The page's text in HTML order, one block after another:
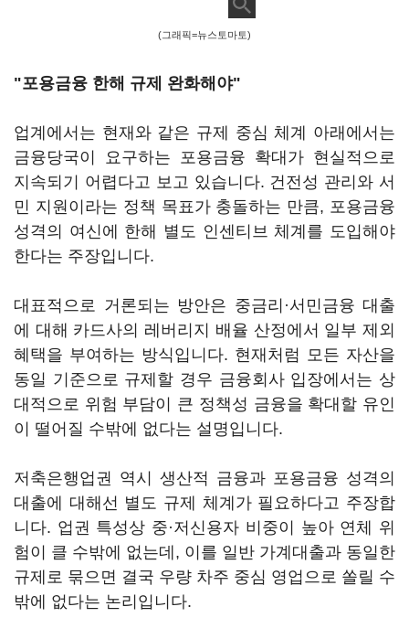
(그래픽=뉴스토마토)
"포용금융 한해 규제 완화해야"
업계에서는 현재와 같은 규제 중심 체계 아래에서는
금융당국이 요구하는 포용금융 확대가 현실적으로
지속되기 어렵다고 보고 있습니다. 건전성 관리와 서
민 지원이라는 정책 목표가 충돌하는 만큼, 포용금융
성격의 여신에 한해 별도 인센티브 체계를 도입해야
한다는 주장입니다.
대표적으로 거론되는 방안은 중금리·서민금융 대출
에 대해 카드사의 레버리지 배율 산정에서 일부 제외
혜택을 부여하는 방식입니다. 현재처럼 모든 자산을
동일 기준으로 규제할 경우 금융회사 입장에서는 상
대적으로 위험 부담이 큰 정책성 금융을 확대할 유인
이 떨어질 수밖에 없다는 설명입니다.
저축은행업권 역시 생산적 금융과 포용금융 성격의
대출에 대해선 별도 규제 체계가 필요하다고 주장합
니다. 업권 특성상 중·저신용자 비중이 높아 연체 위
험이 클 수밖에 없는데, 이를 일반 가계대출과 동일한
규제로 묶으면 결국 우량 차주 중심 영업으로 쏠릴 수
밖에 없다는 논리입니다.